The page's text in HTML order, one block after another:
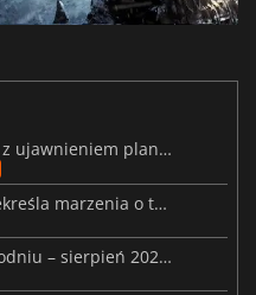
MARVEL Tōkon debiutuje wraz z ujawnieniem planu rozwoju na pierwszy rok
Wyciek ceny Steam Frame przekreśla marzenia o tanim zestawie VR
Premiery gier wideo w tym tygodniu – sierpień 2026 r. (32. tydzień)